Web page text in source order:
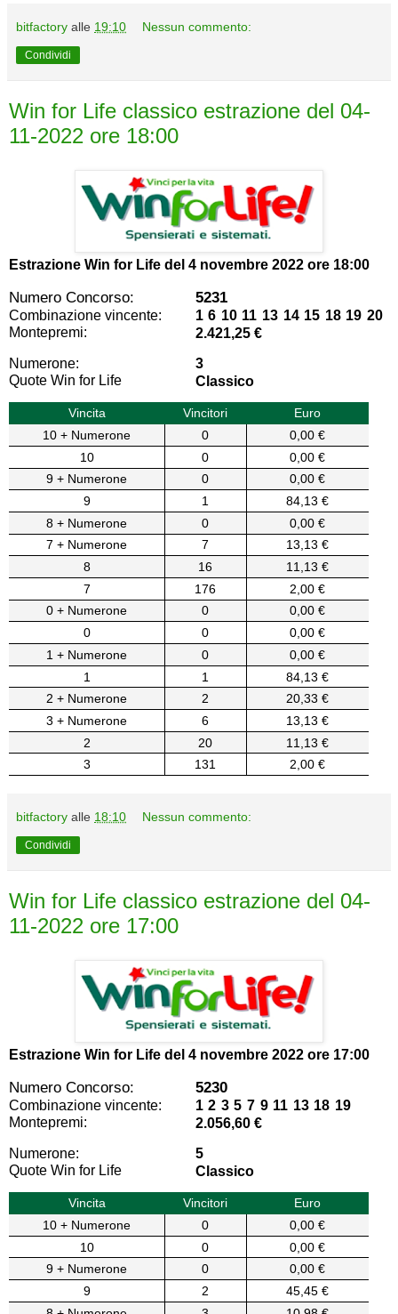
bitfactory alle 19:10 Nessun commento:
Condividi
Win for Life classico estrazione del 04-
11-2022 ore 18:00
Estrazione Win for Life del 4 novembre 2022 ore 18:00
Numero Concorso: 5231
Combinazione vincente:
1 6 10 11 13 14 15 18 19 20
Montepremi:
2.421,25 €
Numerone:
3
Quote Win for Life
Classico
Vincita Vincitori
Euro
10 + Numerone
0
0,00 €
10
0
0,00 €
9 + Numerone
0
0,00 €
9
1
84,13 €
8 + Numerone
0
0,00 €
7 + Numerone
7
13,13 €
8
16
11,13 €
7
176
2,00 €
0 + Numerone
0
0,00 €
0
0
0,00 €
1 + Numerone
0
0,00 €
1
1
84,13 €
2 + Numerone
2
20,33 €
3 + Numerone
6
13,13 €
2
20
11,13 €
3
131 2,00 €
bitfactory alle 18:10 Nessun commento:
Condividi
Win for Life classico estrazione del 04-
11-2022 ore 17:00
Estrazione Win for Life del 4 novembre 2022 ore 17:00
Numero Concorso: 5230
Combinazione vincente:
1 2 3 5 7 9 11 13 18 19
Montepremi:
2.056,60 €
Numerone:
5
Quote Win for Life
Classico
Vincita Vincitori
Euro
10 + Numerone
0
0,00 €
10
0
0,00 €
9 + Numerone
0
0,00 €
9
2
45,45 €